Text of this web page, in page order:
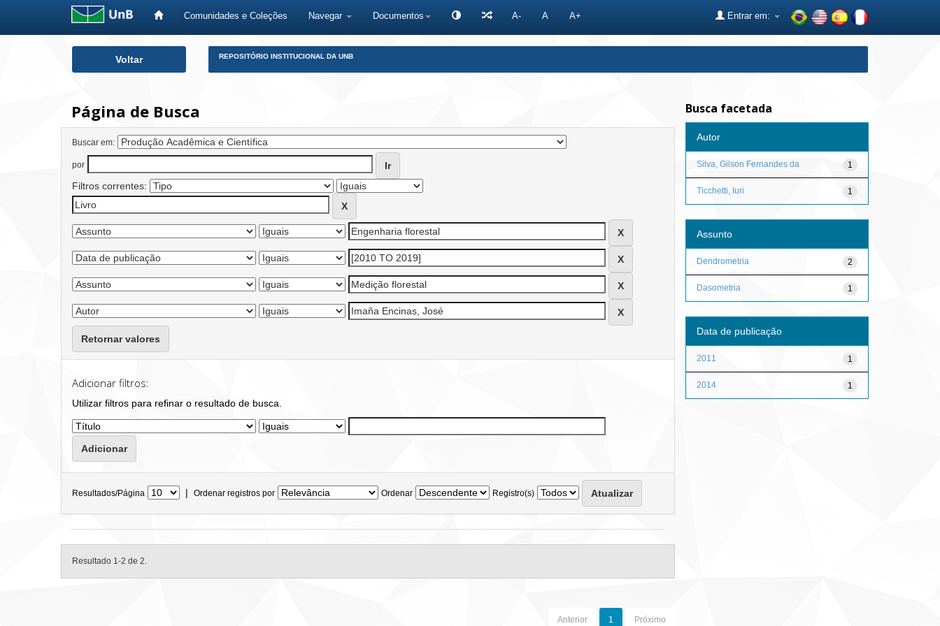
Comunidades e Coleções Navegar Documentos A- A A+ Entrar em:
Voltar REPOSITÓRIO INSTITUCIONAL DA UNB
Página de Busca
Buscar em:
por
Filtros correntes:
Retornar valores
Adicionar filtros:
Utilizar filtros para refinar o resultado de busca.
Resultados/Página | Ordenar registros por Ordenar Registro(s)
Resultado 1-2 de 2.
Anterior 1 Próximo
Busca facetada
Autor
1
Silva, Gilson Fernandes da
1
Ticchetti, Iuri
Assunto
2
Dendrometria
1
Dasometria
Data de publicação
1
2011
1
2014